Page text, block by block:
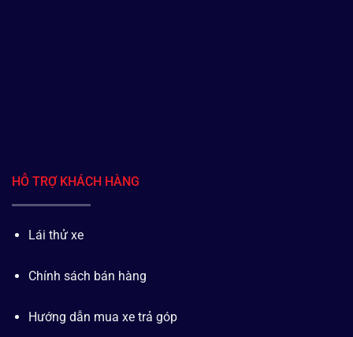
HỖ TRỢ KHÁCH HÀNG
Lái thử xe
Chính sách bán hàng
Hướng dẫn mua xe trả góp